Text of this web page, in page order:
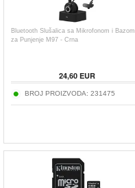
Bluetooth Slušalica sa Mikrofonom i Bazom
za Punjenje M97 - Crna
24,60EUR
BROJ PROIZVODA: 231475